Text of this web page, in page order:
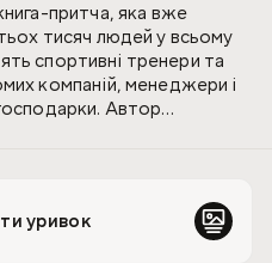
притча, яка вже
тисяч людей у всьому
спортивні тренери та
компаній, менеджери і
Автор
на підкірці головного
на розум у той момент, коли
ситуація.
та натхнення, дбає про
уривок